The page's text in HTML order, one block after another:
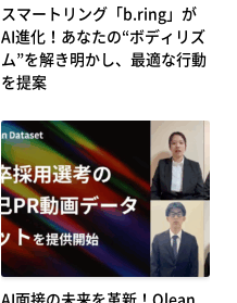
スマートリング「b.ring」が
AI進化！あなたの“ボディリズ
ム”を解き明かし、最適な行動
を提案
AI面接の未来を革新！Qlean